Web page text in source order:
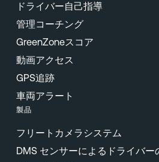
ドライバー自己指導
管理コーチング
GreenZoneスコア
動画アクセス
GPS追跡
車両アラート
製品
フリートカメラシステム
DMS センサーによるドライバー